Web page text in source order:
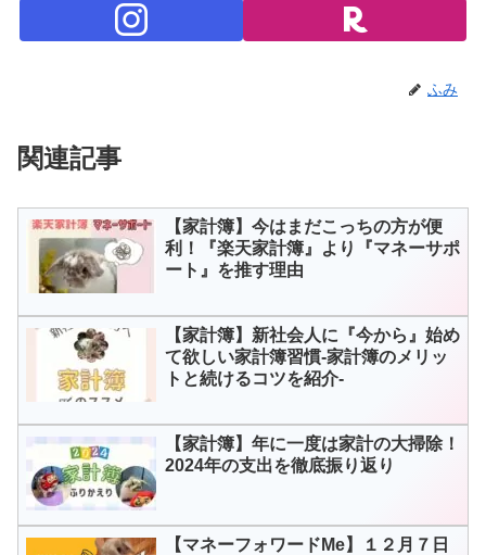
ふみ
関連記事
【家計簿】今はまだこっちの方が便
利！『楽天家計簿』より『マネーサポ
ート』を推す理由
【家計簿】新社会人に『今から』始め
て欲しい家計簿習慣-家計簿のメリッ
トと続けるコツを紹介-
【家計簿】年に一度は家計の大掃除！
2024年の支出を徹底振り返り
【マネーフォワードMe】１２月７日